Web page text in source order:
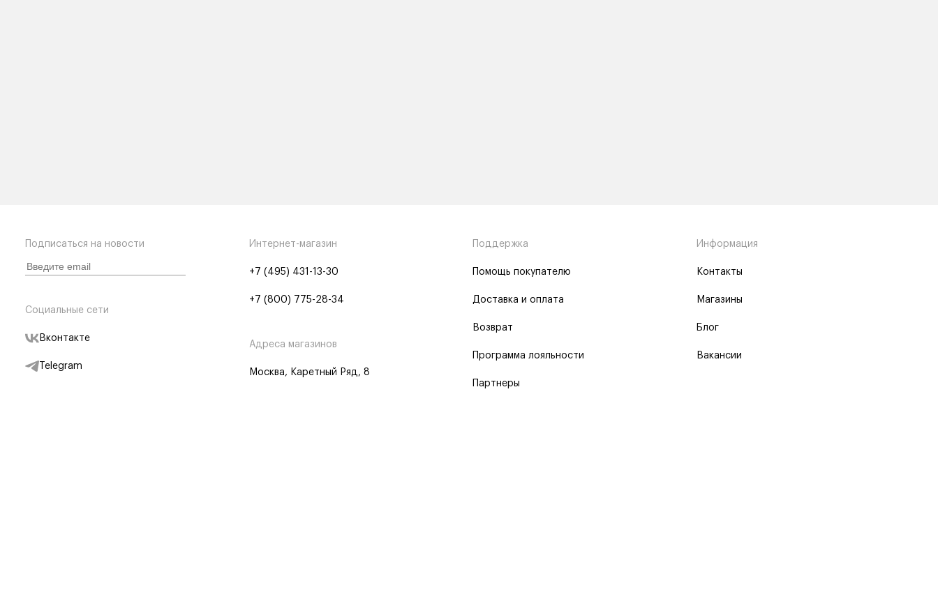
Подписаться на новости
Социальные сети
Вконтакте
Telegram
Интернет-магазин
+7 (495) 431-13-30
+7 (800) 775-28-34
Адреса магазинов
Москва, Каретный Ряд, 8
Поддержка
Помощь покупателю
Доставка и оплата
Возврат
Программа лояльности
Партнеры
Информация
Контакты
Магазины
Блог
Вакансии